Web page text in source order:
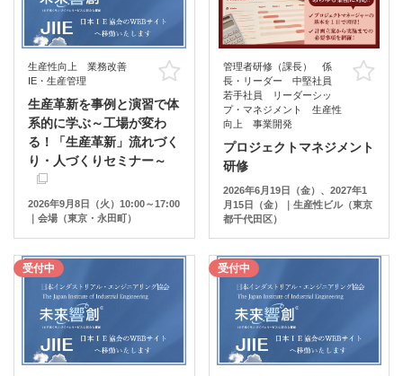
生産性向上 業務改善
IE・生産管理
お気に入り
生産革新を事例と演習で体
系的に学ぶ～工場が変わ
る！「生産革新」流れづく
り・人づくりセミナー～
2026年9月8日（火）10:00～17:00
｜会場（東京・永田町）
管理者研修（課長） 係
長・リーダー 中堅社員
若手社員 リーダーシッ
プ・マネジメント 生産性
向上 事業開発
プロジェクトマネジメント
研修
2026年6月19日（金）、2027年1
月15日（金）｜生産性ビル（東京
都千代田区）
受付中 受付中